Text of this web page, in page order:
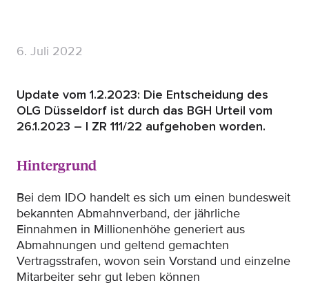
6. Juli 2022
Update vom 1.2.2023: Die Entscheidung des
OLG Düsseldorf ist durch das BGH Urteil vom
26.1.2023 – I ZR 111/22 aufgehoben worden.
Hintergrund
Bei dem IDO handelt es sich um einen bundesweit
bekannten Abmahnverband, der jährliche
Einnahmen in Millionenhöhe generiert aus
Abmahnungen und geltend gemachten
Vertragsstrafen, wovon sein Vorstand und einzelne
Mitarbeiter sehr gut leben können